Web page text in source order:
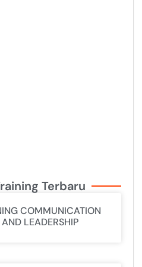
Terbaru
COMMUNICATION
LEADERSHIP